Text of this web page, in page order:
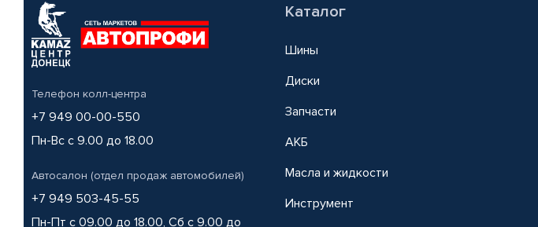
Телефон колл-центра
+7 949 00-00-550
Пн-Вс с 9.00 до 18.00
Автосалон (отдел продаж автомобилей)
+7 949 503-45-55
Пн-Пт с 09.00 до 18.00, Сб с 9.00 до
Каталог
Шины
Диски
Запчасти
АКБ
Масла и жидкости
Инструмент